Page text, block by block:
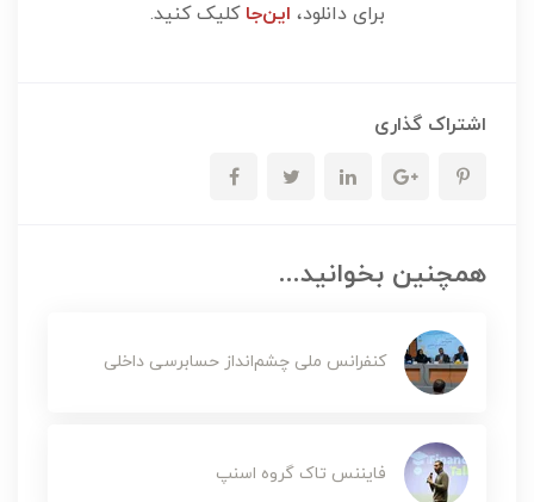
برای دانلود، این‌جاکلیک کنید.
اشتراک گذاری
همچنین بخوانید...
کنفرانس ملی چشم‌انداز حسابرسی داخلی
فایننس تاک گروه اسنپ